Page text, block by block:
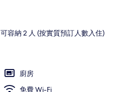
可容納 2 人 (按實質預訂人數入住)
廚房
免費 Wi-Fi